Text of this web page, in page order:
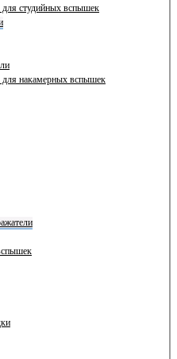
студийных вспышек
накамерных вспышек